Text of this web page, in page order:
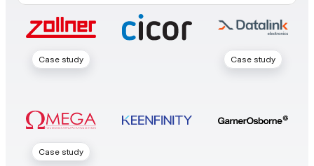
Case study Case study
Case study